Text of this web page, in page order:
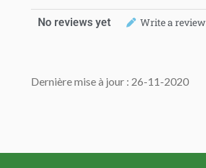
No reviews yet Write a review
Dernière mise à jour : 26-11-2020